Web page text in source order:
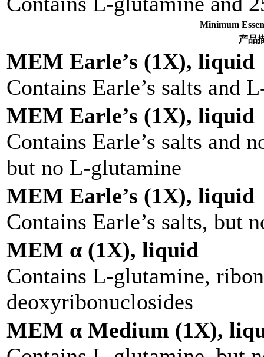
Minimum
产品
MEM Earle’s (1X), liquid
Contains Earle’s salts and
MEM Earle’s (1X), liquid
Contains Earle’s salts and
but no L-glutamine
MEM Earle’s (1X), liquid
Contains Earle’s salts, but
MEM α (1X), liquid
Contains L-glutamine,
deoxyribonuclosides
MEM α Medium (1X),